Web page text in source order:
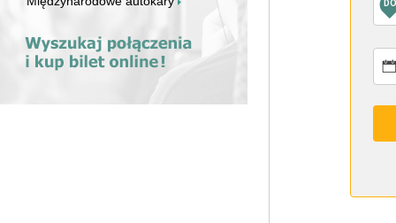
DO